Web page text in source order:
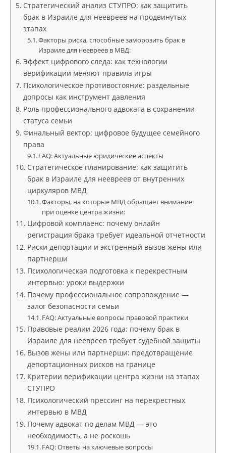
Стратегический анализ СТУПРО: как защитить
брак в Израиле для неевреев на продвинутых
этапах
Факторы риска, способные заморозить брак в
Израиле для неевреев в МВД:
Эффект цифрового следа: как технологии
верификации меняют правила игры
Психологическое противостояние: раздельные
допросы как инструмент давления
Роль профессионального адвоката в сохранении
статуса семьи
Финальный вектор: цифровое будущее семейного
права
FAQ: Актуальные юридические аспекты
Стратегическое планирование: как защитить
брак в Израиле для неевреев от внутренних
циркуляров МВД
Факторы, на которые МВД обращает внимание
при оценке центра жизни:
Цифровой комплаенс: почему онлайн
регистрация брака требует идеальной отчетности
Риски депортации и экстренный вызов жены или
партнерши
Психологическая подготовка к перекрестным
интервью: уроки выдержки
Почему профессиональное сопровождение —
залог безопасности семьи
FAQ: Актуальные вопросы правовой практики
Правовые реалии 2026 года: почему брак в
Израиле для неевреев требует судебной защиты
Вызов жены или партнерши: предотвращение
депортационных рисков на границе
Критерии верификации центра жизни на этапах
СТУПРО
Психологический прессинг на перекрестных
интервью в МВД
Почему адвокат по делам МВД — это
необходимость, а не роскошь
FAQ: Ответы на ключевые вопросы